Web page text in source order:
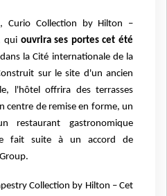
Curio Collection by Hilton –
qui ouvrira ses portes cet été
la Cité internationale de la
sur le site d'un ancien
l'hôtel offrira des terrasses
centre de remise en forme, un
restaurant gastronomique
fait suite à un accord de
Collection by Hilton – Cet